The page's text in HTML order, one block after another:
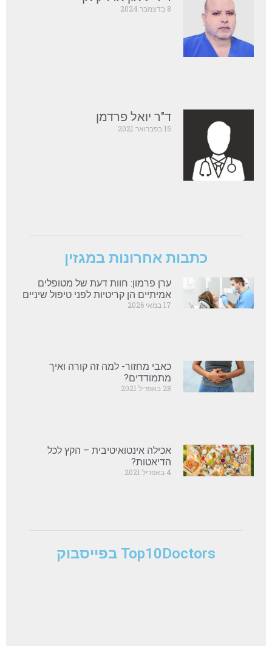
8 בדצמבר 2024
ד"ר יואל פרדמן
15 בפברואר 2021
כתבות אחרונות במגזין
ערן פרמון: חוות דעת של מטופלים
אמיתיים הן קריטיות לפני טיפול שיניים
17 במאי 2026
כאבי מחזור- למה זה קורה ואיך
מתמודדים?
28 באפריל 2021
אכילה אינטואיטיבית – הקץ לכל
הדיאטות?
4 באפריל 2021
Top10Doctors בפייסבוק